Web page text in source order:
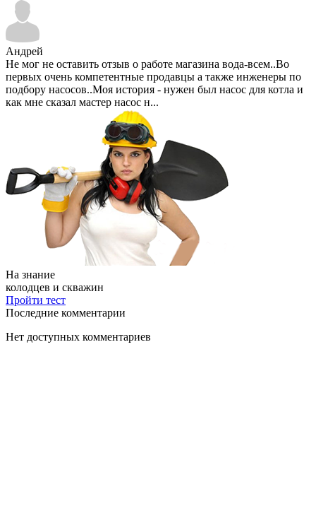
Андрей
Не мог не оставить отзыв о работе магазина вода-всем..Во
первых очень компетентные продавцы а также инженеры по
подбору насосов..Моя история - нужен был насос для котла и
как мне сказал мастер насос н...
На знание
колодцев и скважин
Пройти тест
Последние комментарии
Нет доступных комментариев